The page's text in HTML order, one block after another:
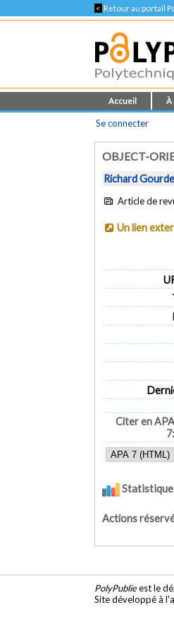
< Retour au portail
Accueil À
Se connecter
OBJECT-
Richard
Article de
Un lien
Citer en APA
7:
Actions
PolyPublieest le
Site développé à